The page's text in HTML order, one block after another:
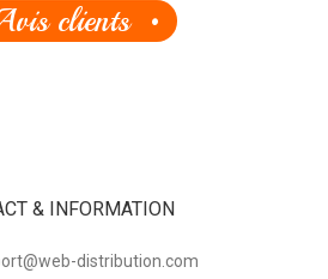
clients
& INFORMATION
distribution.com